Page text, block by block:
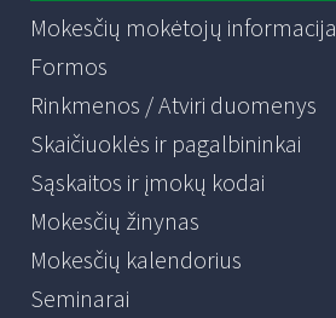
Mokesčių mokėtojų informacija
Formos
Rinkmenos / Atviri duomenys
Skaičiuoklės ir pagalbininkai
Sąskaitos ir įmokų kodai
Mokesčių žinynas
Mokesčių kalendorius
Seminarai